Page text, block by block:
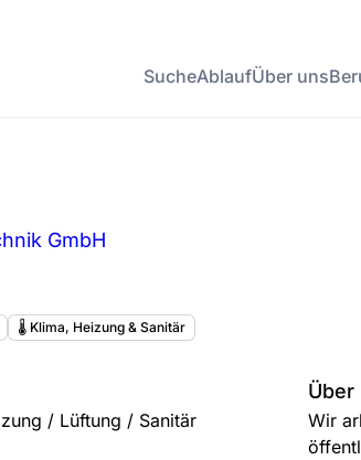
SucheAblaufÜber uns
GmbH
🌡️ Klima, Heizung & Sanitär
/ Lüftung / Sanitär
Über
Wir